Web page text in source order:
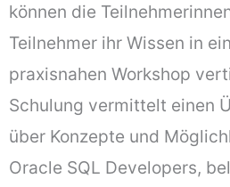
können die
Teilnehmer ihr Wissen in
praxisnahen Workshop
Schulung vermittelt einen
über Konzepte und
Oracle SQL Developers,